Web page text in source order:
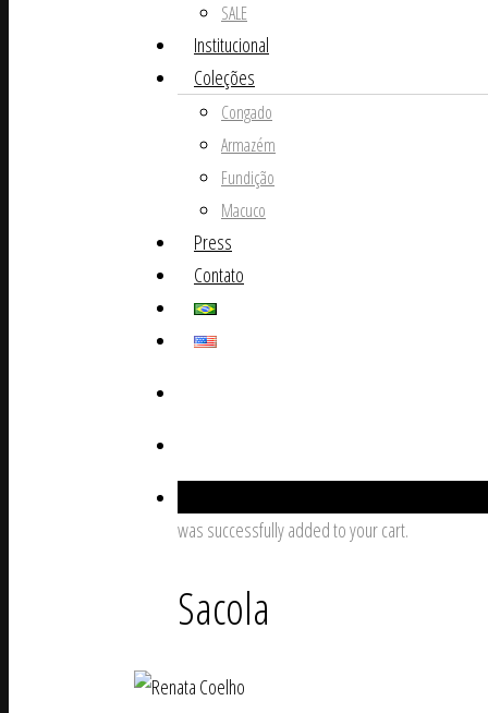
SALE
Institucional
Coleções
Congado
Armazém
Fundição
Macuco
Press
Contato
was successfully added to your cart.
Sacola